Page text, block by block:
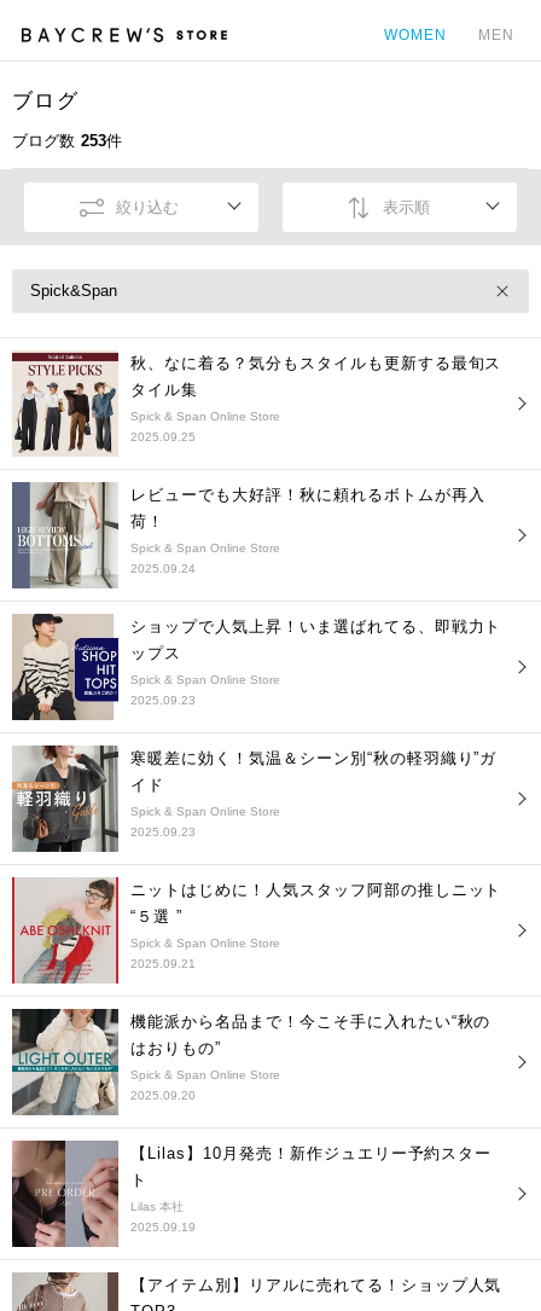
WOMEN MEN
ブログ
ブログ数 253件
絞り込む 表示順
Spick&Span
秋、なに着る？気分もスタイルも更新する最旬ス
タイル集
Spick & Span Online Store
2025.09.25
レビューでも大好評！秋に頼れるボトムが再入
荷！
Spick & Span Online Store
2025.09.24
ショップで人気上昇！いま選ばれてる、即戦力ト
ップス
Spick & Span Online Store
2025.09.23
寒暖差に効く！気温＆シーン別“秋の軽羽織り”ガ
イド
Spick & Span Online Store
2025.09.23
ニットはじめに！人気スタッフ阿部の推しニット
“５選 ”
Spick & Span Online Store
2025.09.21
機能派から名品まで！今こそ手に入れたい“秋の
はおりもの”
Spick & Span Online Store
2025.09.20
【Lilas】10月発売！新作ジュエリー予約スター
ト
Lilas 本社
2025.09.19
【アイテム別】リアルに売れてる！ショップ人気